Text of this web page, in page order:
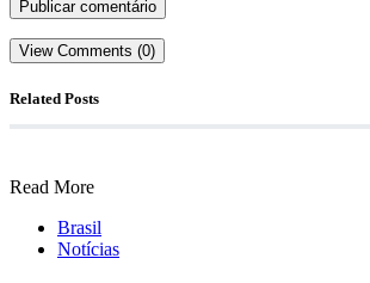
View Comments (0)
Related Posts
Read More
Brasil
Notícias